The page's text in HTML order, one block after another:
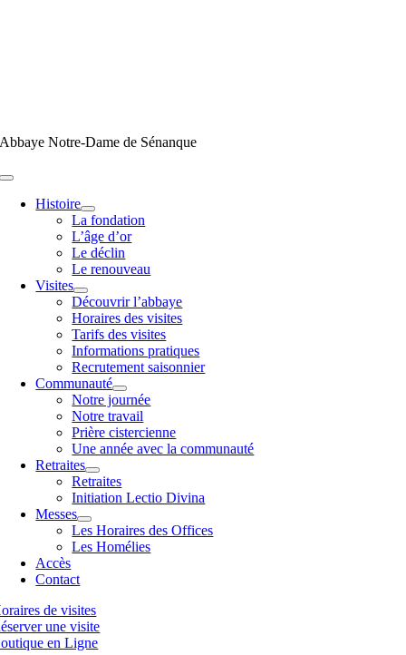
Abbaye Notre-Dame de Sénanque
Toggle
NavigationHistoire
La fondation
L’âge d’or
Le déclin
Le renouveau
Visites
Découvrir l’abbaye
Horaires des visites
Tarifs des visites
Informations pratiques
Recrutement saisonnier
Communauté
Notre journée
Notre travail
Prière cistercienne
Une année avec la communauté
Retraites
Retraites
Initiation Lectio Divina
Messes
Les Horaires des Offices
Les Homélies
Accès
Contact
de visites
une visite
en Ligne